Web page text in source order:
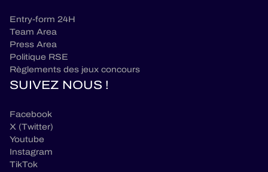
Entry-form 24H
Team Area
Press Area
Politique RSE
Règlements des jeux concours
SUIVEZ NOUS !
Facebook
X (Twitter)
Youtube
Instagram
TikTok